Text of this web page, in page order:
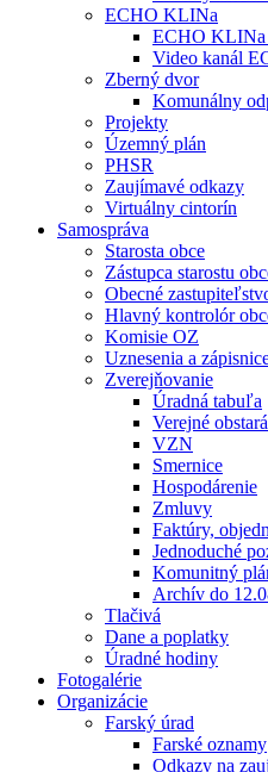
ECHO KLINa
ECHO KLINa
Video kanál
Zberný dvor
Komunálny
Projekty
Územný plán
PHSR
Zaujímavé odkazy
Virtuálny cintorín
Samospráva
Starosta obce
Zástupca starostu
Obecné
Hlavný kontrolór
Komisie OZ
Uznesenia a
Zverejňovanie
Úradná tabuľa
Verejné
VZN
Smernice
Hospodárenie
Zmluvy
Faktúry,
Jednoduché
Komunitný
Archív do
Tlačivá
Dane a poplatky
Úradné hodiny
Fotogalérie
Organizácie
Farský úrad
Farské oznamy
Odkazy na